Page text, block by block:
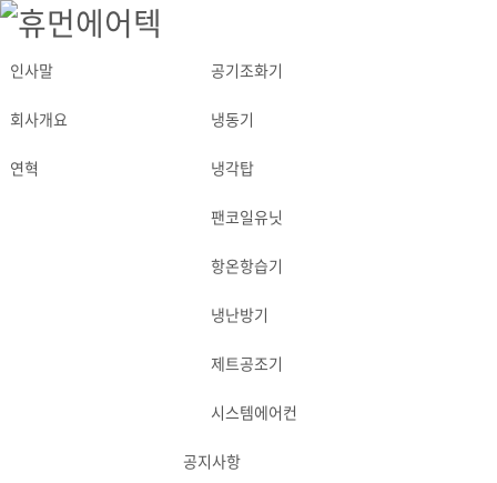
인사말
회사개요
연혁
공기조화기
냉동기
냉각탑
팬코일유닛
항온항습기
냉난방기
제트공조기
시스템에어컨
공지사항